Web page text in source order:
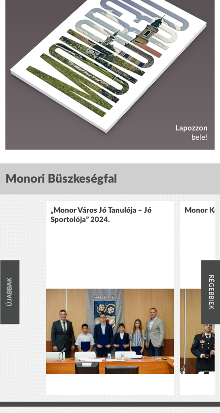
Lapozzon
bele!
Monori Büszkeségfal
ÚJABBAK
„Monor Város Jó Tanulója – Jó
Sportolója” 2024.
Monor
RÉGEBBIEK